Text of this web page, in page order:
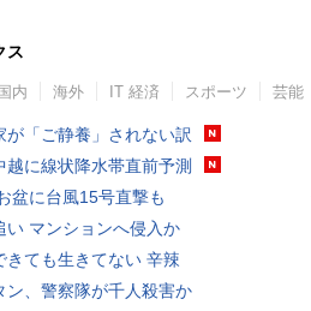
ス
国内 海外 IT 経済 スポーツ 芸能
が「ご静養」されない訳
越に線状降水帯直前予測
盆に台風15号直撃も
い マンションへ侵入か
きても生きてない 辛辣
ン、警察隊が千人殺害か